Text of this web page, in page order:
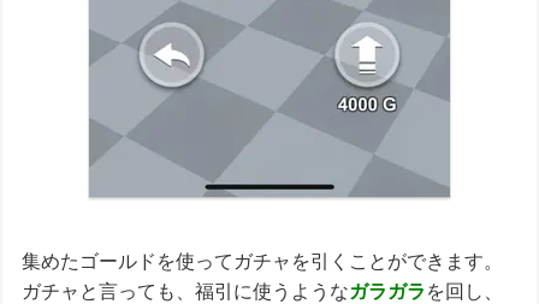
集めたゴールドを使ってガチャを引くことができます。
ガチャと言っても、福引に使うようなガラガラ を回し、